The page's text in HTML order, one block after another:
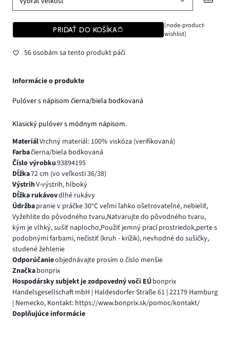
PRIDAŤ DO KOŠÍKA
[node-product-
wishlist]
56 osobám sa tento produkt páči
Informácie o produkte
Pulóver s nápisom čierna/biela bodkovaná
Klasický pulóver s módnym nápisom.
MateriálVrchný materiál: 100% viskóza (verifikovaná)
Farbačierna/biela bodkovaná
Číslo výrobku93894195
Dĺžka72 cm (vo veľkosti 36/38)
VýstrihV-výstrih, hlboký
Dĺžka rukávovdlhé rukávy
Údržbapranie v práčke 30°C veľmi ľahko ošetrovateľné, nebieliť,
Vyžehlite do pôvodného tvaru,Natvarujte do pôvodného tvaru,
kým je vlhký, sušiť naplocho,Použiť jemný prací prostriedok,perte s
podobnými farbami, nečistiť (kruh - krížik), nevhodné do sušičky,
studené žehlenie
Odporúčanieobjednávajte prosím o číslo menšie
Značkabonprix
Hospodársky subjekt je zodpovedný voči EÚbonprix
Handelsgesellschaft mbH | Haldesdorfer Straße 61 | 22179 Hamburg
| Nemecko, Kontakt: https://www.bonprix.sk/pomoc/kontakt/
Doplňujúce informácie